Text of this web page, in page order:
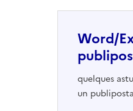
Word/
quelques
un